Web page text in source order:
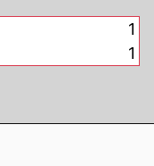
1
1